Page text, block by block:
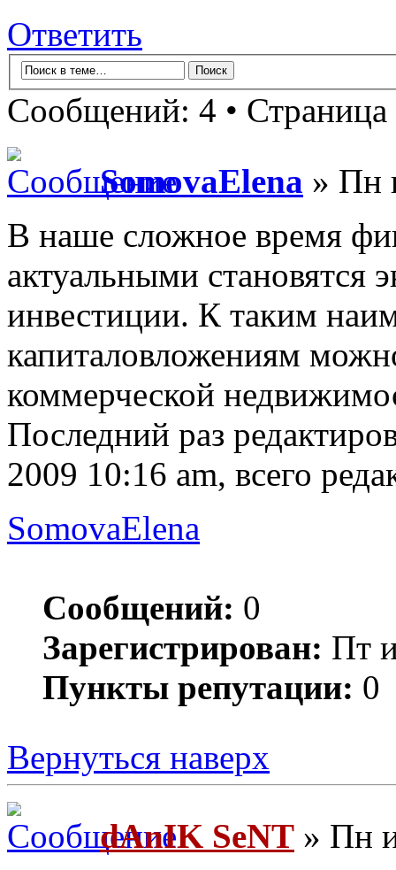
Ответить
Сообщений: 4 • Страница
SomovaElena » Пн
В наше сложное время
актуальными становятся
инвестиции. К таким
капиталовложениям
коммерческой
Последний раз
2009 10:16 am, всего
SomovaElena
Сообщений: 0
Зарегистрирован: Пт
Пункты репутации: 0
Вернуться наверх
dAnIK SeNT » Пн